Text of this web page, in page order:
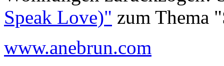
Speak Love)" zum Thema
www.anebrun.com